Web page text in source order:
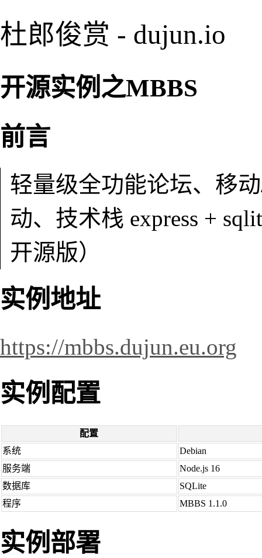
杜郎俊赏 - dujun.io
开源实例之MBBS
前言
轻量级全功能论坛、移
动、技术栈 express +
开源版）
实例地址
https://mbbs.dujun.eu.org
实例配置
配置
系统
Debian
服务端
Node.js 16
数据库
SQLite
程序
MBBS 1.1.0
实例部署